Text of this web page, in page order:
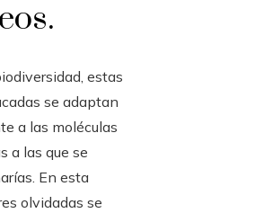
estas
se adaptan
a las moléculas
a las que se
En esta
olvidadas se